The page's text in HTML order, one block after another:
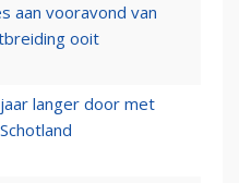
aan vooravond van
ooit
langer door met